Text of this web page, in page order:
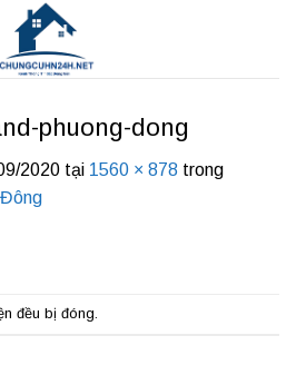
phuong-dong
2020 tại 1560 × 878 trong
đều bị đóng.